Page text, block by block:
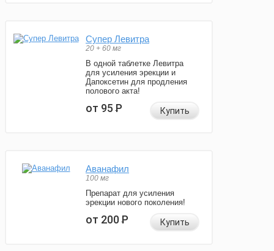
Супер Левитра
20 + 60 мг
В одной таблетке Левитра
для усиления эрекции и
Дапоксетин для продления
полового акта!
от 95Р Купить
Аванафил
100 мг
Препарат для усиления
эрекции нового поколения!
от 200Р Купить